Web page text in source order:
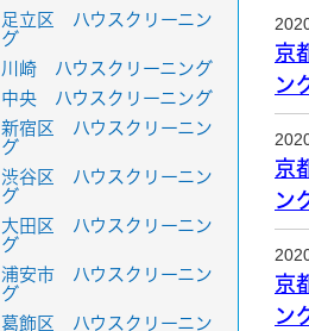
京
ン
京
ン
京
ン
足立区 ハウスクリーニン
グ
川崎 ハウスクリーニング
中央 ハウスクリーニング
新宿区 ハウスクリーニン
グ
渋谷区 ハウスクリーニン
グ
大田区 ハウスクリーニン
グ
浦安市 ハウスクリーニン
グ
葛飾区 ハウスクリーニン